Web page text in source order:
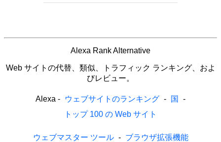
Alexa Rank Alternative
Web サイトの代替、類似、トラフィック ランキング、およ
びレビュー。
Alexa - ウェブサイトのランキング - 国
-
トップ 100 の Web サイト
ウェブマスター ツール - ブラウザ拡張機能